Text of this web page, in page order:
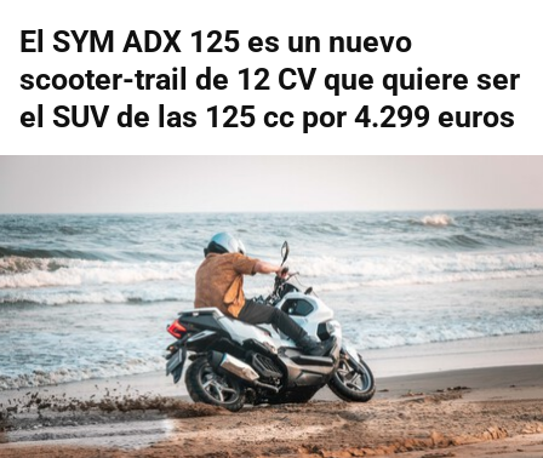
El SYM ADX 125 es un nuevo
scooter-trail de 12 CV que quiere ser
el SUV de las 125 cc por 4.299 euros